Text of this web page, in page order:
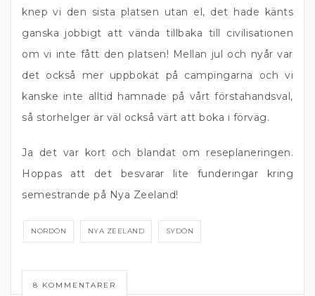
knep vi den sista platsen utan el, det hade känts
ganska jobbigt att vända tillbaka till civilisationen
om vi inte fått den platsen! Mellan jul och nyår var
det också mer uppbokat på campingarna och vi
kanske inte alltid hamnade på vårt förstahandsval,
så storhelger är väl också värt att boka i förväg.
Ja det var kort och blandat om reseplaneringen.
Hoppas att det besvarar lite funderingar kring
semestrande på Nya Zeeland!
NORDÖN NYA ZEELAND SYDÖN
8 KOMMENTARER